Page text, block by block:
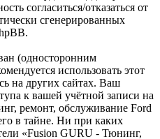
согласиться/отказаться от
сгенерированных
(односторонним
использовать этот
на других сайтах. Ваш
к вашей учётной записи на
ремонт, обслуживание Ford
в тайне. Ни при каких
«Fusion GURU - Тюнинг,